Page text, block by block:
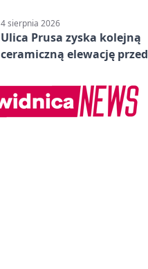
4 sierpnia 2026
Ulica Prusa zyska kolejną
ceramiczną elewację przed